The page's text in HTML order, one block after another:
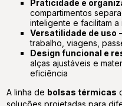
Praticidade e
compartimentos
inteligente e facilitam a
Versatilidade de uso
trabalho, viagens,
Design funcional e
alças ajustáveis e
eficiência
A linha de bolsas térmicas